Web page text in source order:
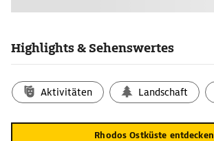
Highlights & Sehenswertes
Aktivitäten Landschaft
Rhodos Ostküste entdecken